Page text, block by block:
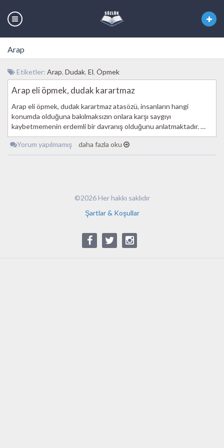
Arap
Etiketler: Arap, Dudak, El, Öpmek
Arap eli öpmek, dudak karartmaz
Arap eli öpmek, dudak karartmaz atasözü, insanların hangi
konumda olduğuna bakılmaksızın onlara karşı saygıyı
kaybetmemenin erdemli bir davranış olduğunu anlatmaktadır. …
Yorum yapılmamış daha fazla oku
©2026 Her hakkı saklıdır
Şartlar & Koşullar